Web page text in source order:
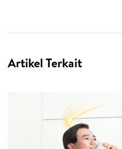
Artikel Terkait